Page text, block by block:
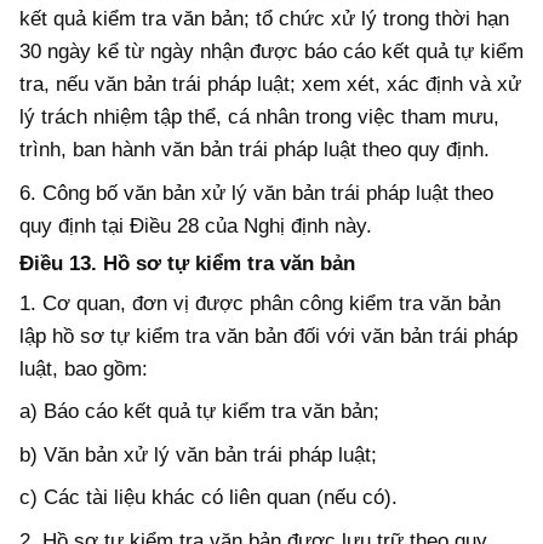
kết quả kiểm tra văn bản; tổ chức xử lý trong thời hạn
30 ngày kể từ ngày nhận được báo cáo kết quả tự kiểm
tra, nếu văn bản trái pháp luật; xem xét, xác định và xử
lý trách nhiệm tập thể, cá nhân trong việc tham mưu,
trình, ban hành văn bản trái pháp luật theo quy định.
6. Công bố văn bản xử lý văn bản trái pháp luật theo
quy định tại Điều 28 của Nghị định này.
Điều 13. Hồ sơ tự kiểm tra văn bản
1. Cơ quan, đơn vị được phân công kiểm tra văn bản
lập hồ sơ tự kiểm tra văn bản đối với văn bản trái pháp
luật, bao gồm:
a) Báo cáo kết quả tự kiểm tra văn bản;
b) Văn bản xử lý văn bản trái pháp luật;
c) Các tài liệu khác có liên quan (nếu có).